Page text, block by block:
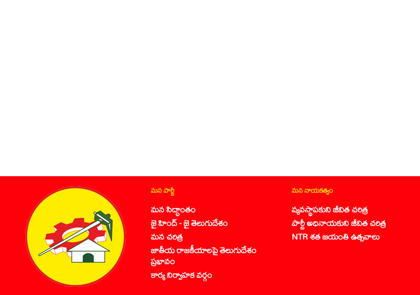
మన పార్టీ
మన సిద్ధాంతం
జై హింద్ - జై తెలుగుదేశం
మన చరిత్ర
జాతీయ రాజకీయాలపై తెలుగుదేశం
ప్రభావం
కార్య నిర్వాహక వర్గం
మన నాయకత్వం
వ్యవస్థాపకుని జీవిత చరిత్ర
పార్టీ అధినాయకుని జీవిత చరిత్ర
NTR శత జయంతి ఉత్సవాలు